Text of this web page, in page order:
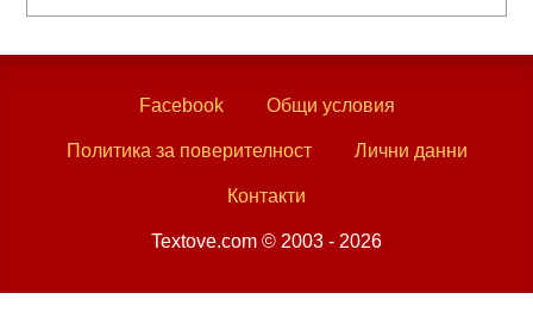
Facebook Общи условия
Политика за поверителност Лични данни
Контакти
Textove.com © 2003 - 2026